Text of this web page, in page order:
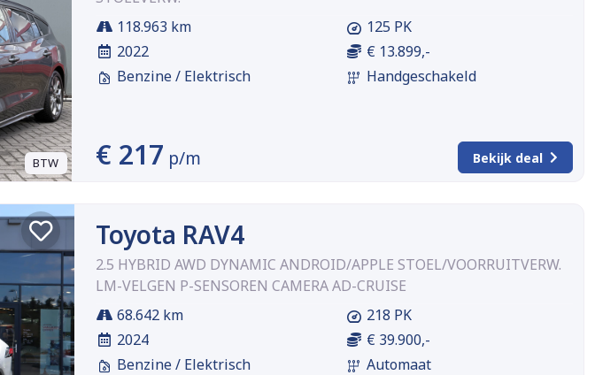
BTW
118.963 km
2022
Benzine / Elektrisch
125 PK
€ 13.899,-
Handgeschakeld
€ 217 p/m Bekijk deal
Toyota RAV4
2.5 HYBRID AWD DYNAMIC ANDROID/APPLE STOEL/VOORRUITVERW.
LM-VELGEN P-SENSOREN CAMERA AD-CRUISE
68.642 km
2024
Benzine / Elektrisch
218 PK
€ 39.900,-
Automaat